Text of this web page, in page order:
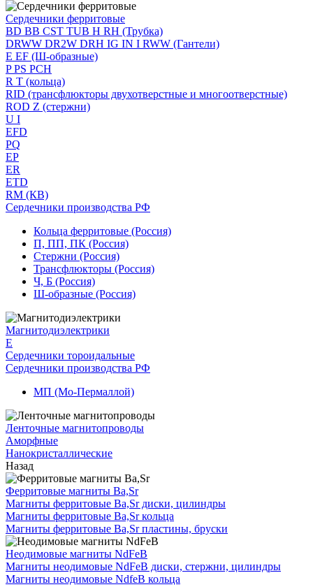
Сердечники ферритовые
BD BB CST TUB H RH (Трубка)
DRWW DR2W DRH IG IN I RWW (Гантели)
E EF (Ш-образные)
P PS PCH
R T (кольца)
RID (трансфлюкторы двухотверстные и многоотверстные)
ROD Z (стержни)
U I
EFD
PQ
EP
ER
ETD
RM (КВ)
Сердечники производства РФ
Кольца ферритовые (Россия)
П, ПП, ПК (Россия)
Стержни (Россия)
Трансфлюкторы (Россия)
Ч, Б (Россия)
Ш-образные (Россия)
Магнитодиэлектрики
E
Сердечники тороидальные
Сердечники производства РФ
МП (Мо-Пермаллой)
Ленточные магнитопроводы
Аморфные
Нанокристаллические
Назад
Ферритовые магниты Ba,Sr
Магниты ферритовые Ba,Sr диски, цилиндры
Магниты ферритовые Ba,Sr кольца
Магниты ферритовые Ba,Sr пластины, бруски
Неодимовые магниты NdFeB
Магниты неодимовые NdFeB диски, стержни, цилиндры
Магниты неодимовые NdfeB кольца